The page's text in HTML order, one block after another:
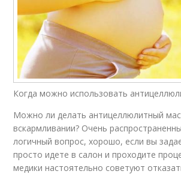
Когда можно использовать
Можно ли делать антицеллюлитный
вскармливании? Очень
логичный вопрос, хорошо, если вы
просто идете в салон и проходите
медики настоятельно советуют